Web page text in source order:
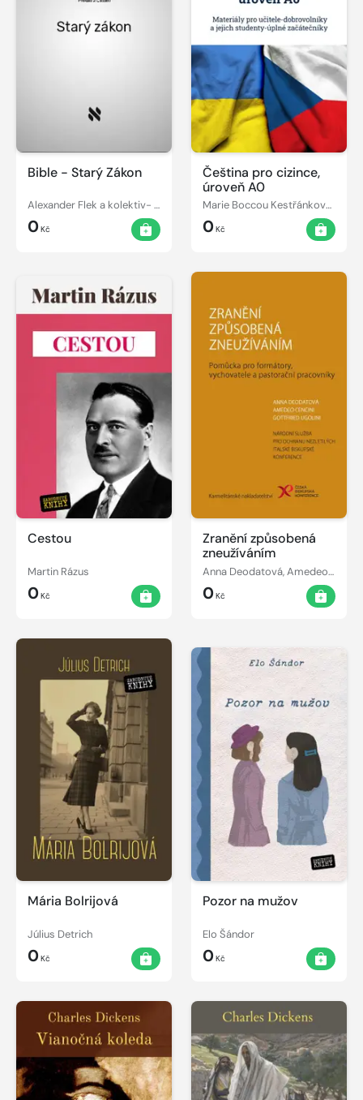
Bible - Starý Zákon
Alexander Flek a kolektiv- překlad
0Kč
Čeština pro cizince,
úroveň A0
Marie Boccou Kestřánková, Jarmila Klaudysová
0Kč
Cestou
Martin Rázus
0Kč
Zranění způsobená
zneužíváním
Anna Deodatová, Amedeo Cencini, Gottfried Ugolini
0Kč
Mária Bolrijová
Július Detrich
0Kč
Pozor na mužov
Elo Šándor
0Kč